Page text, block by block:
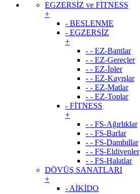
EGZERSİZ ve FİTNESS
+
- BESLENME
- EGZERSİZ
+
- - EZ-Bantlar
- - EZ-Gereçler
- - EZ-İpler
- - EZ-Kayışlar
- - EZ-Matlar
- - EZ-Toplar
- FİTNESS
+
- - FS-Ağırlıklar
- - FS-Barlar
- - FS-Dambıllar
- - FS-Eldivenler
- - FS-Halatlar
DÖVÜŞ SANATLARI
+
- AİKİDO